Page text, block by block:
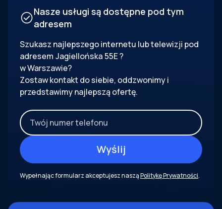
Nasze usługi są dostępne pod tym
adresem
Szukasz najlepszego internetu lub telewizji pod
adresem Jagiellońska55E?
w Warszawie?
Zostaw kontakt do siebie, oddzwonimy i
przedstawimy najlepszą ofertę.
Wypełnając formularz akceptujesz nasząPolitykę Prywatności.